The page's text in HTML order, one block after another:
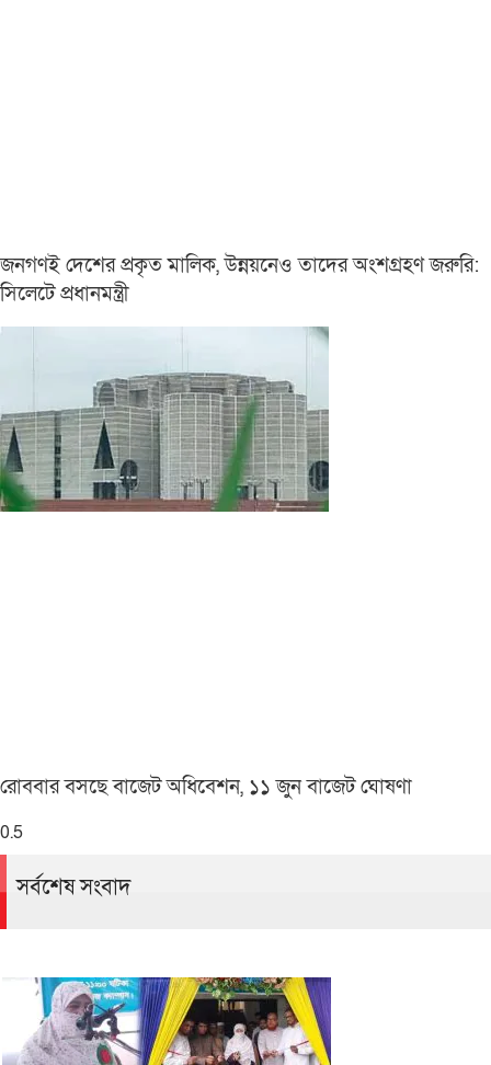
জনগণই দেশের প্রকৃত মালিক, উন্নয়নেও তাদের অংশগ্রহণ জরুরি:
সিলেটে প্রধানমন্ত্রী
রোববার বসছে বাজেট অধিবেশন, ১১ জুন বাজেট ঘোষণা
সর্বশেষ সংবাদ